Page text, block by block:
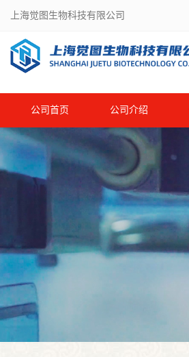
上海觉图生物科技有限公司
公司首页 公司介绍